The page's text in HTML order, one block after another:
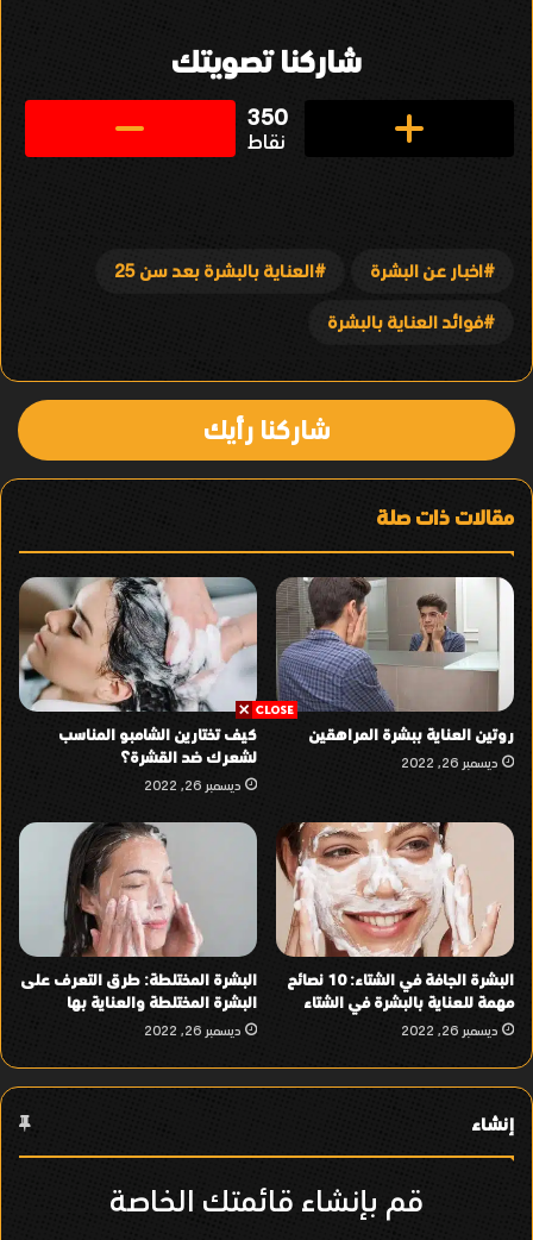
شاركنا تصويتك
350
نقاط
اخبار عن البشرة العناية بالبشرة بعد سن 25
فوائد العناية بالبشرة
شاركنا رأيك
مقالات ذات صلة
روتين العناية ببشرة المراهقين
ديسمبر 26, 2022
كيف تختارين الشامبو المناسب
لشعرك ضد القشرة؟
ديسمبر 26, 2022
البشرة الجافة في الشتاء: 10 نصائح
مهمة للعناية بالبشرة في الشتاء
ديسمبر 26, 2022
البشرة المختلطة: طرق التعرف على
البشرة المختلطة والعناية بها
ديسمبر 26, 2022
إنشاء
قم بإنشاء قائمتك الخاصة